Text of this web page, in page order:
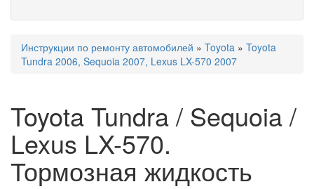
Вы здесь
Инструкции по ремонту автомобилей » Toyota » Toyota
Tundra 2006, Sequoia 2007, Lexus LX-570 2007
Toyota Tundra / Sequoia /
Lexus LX-570.
Тормозная жидкость